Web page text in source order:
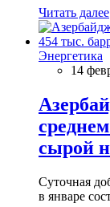
Читать далее
Энергетика
14
сырой
Суточная
в январе